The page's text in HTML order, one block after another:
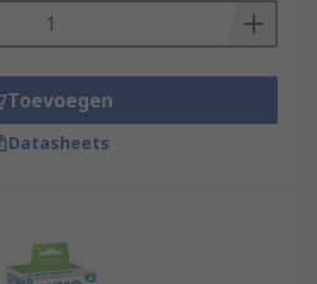
Toevoegen
Datasheets